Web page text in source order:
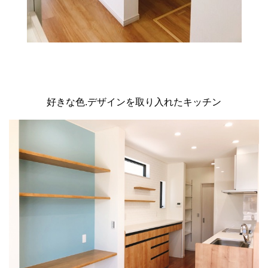
好きな色.デザインを取り入れたキッチン